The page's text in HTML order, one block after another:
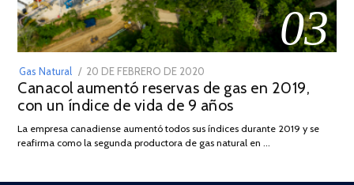
03
Gas Natural
POSTED
ON
20 DE FEBRERO DE 2020
DE
JULIO
2025
Canacol aumentó reservas de gas en 2019,
con un índice de vida de 9 años
La empresa canadiense aumentó todos sus índices durante 2019 y se
reafirma como la segunda productora de gas natural en …